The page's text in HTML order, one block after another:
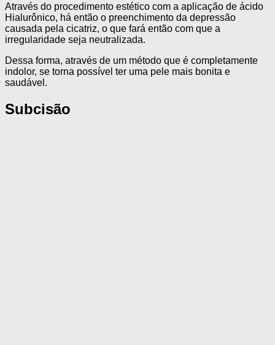
Através do procedimento estético com a aplicação de ácido
Hialurônico, há então o preenchimento da depressão
causada pela cicatriz, o que fará então com que a
irregularidade seja neutralizada.
Dessa forma, através de um método que é completamente
indolor, se torna possível ter uma pele mais bonita e
saudável.
Subcisão